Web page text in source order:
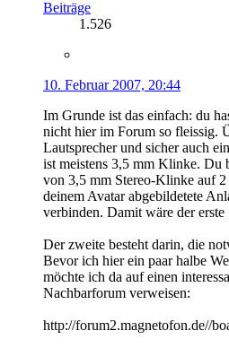
Beiträge
1.526
10. Februar 2007, 20:44
Im Grunde ist das einfach: du
nicht hier im Forum so fleissig.
Lautsprecher und sicher auch
ist meistens 3,5 mm Klinke. Du
von 3,5 mm Stereo-Klinke auf
deinem Avatar abgebildetete
verbinden. Damit wäre der erste
Der zweite besteht darin, die
Bevor ich hier ein paar halbe
möchte ich da auf einen
Nachbarforum verweisen:
http://forum2.magnetofon.de//